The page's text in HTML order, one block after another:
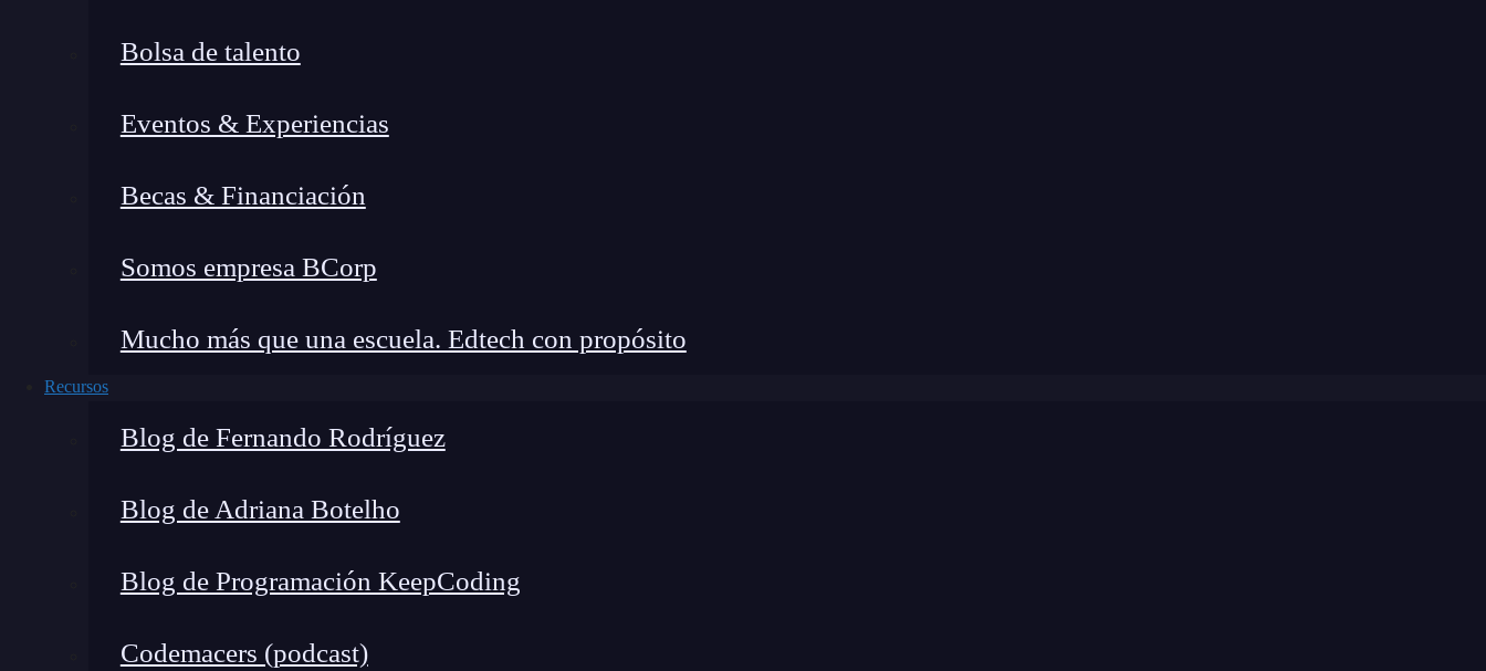
Bolsa de talento
Eventos & Experiencias
Becas & Financiación
Somos empresa BCorp
Mucho más que una escuela. Edtech con propósito
Recursos
Blog de Fernando Rodríguez
Blog de Adriana Botelho
Blog de Programación KeepCoding
Codemacers (podcast)
¿Cómo hacer un menú de navegación en HTML?